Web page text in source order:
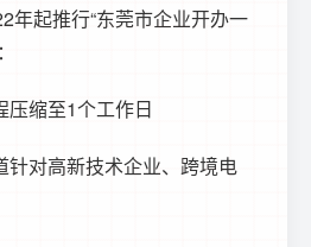
年起推行“东莞市企业开办一
压缩至1个工作日
针对高新技术企业、跨境电